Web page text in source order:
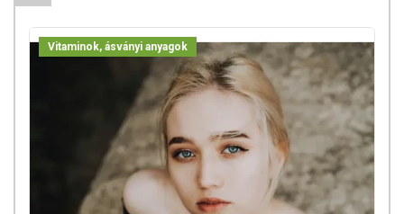
Vitaminok, ásványi anyagok